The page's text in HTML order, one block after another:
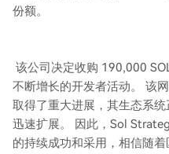
份额。
该公司决定收购 190,000
不断增长的开发者活动。 该
取得了重大进展，其生态系
迅速扩展。 因此，Sol
的持续成功和采用，相信随